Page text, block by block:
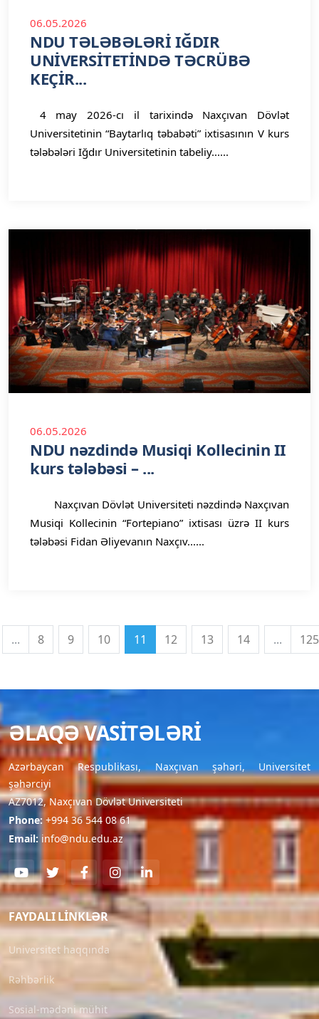
06.05.2026
NDU TƏLƏBƏLƏRİ IĞDIR
UNİVERSİTETİNDƏ TƏCRÜBƏ
KEÇİR...
4 may 2026-cı il tarixində Naxçıvan Dövlət
Universitetinin “Baytarlıq təbabəti” ixtisasının V kurs
tələbələri Iğdır Universitetinin tabeliy......
06.05.2026
NDU nəzdində Musiqi Kollecinin II
kurs tələbəsi – ...
Naxçıvan Dövlət Universiteti nəzdində Naxçıvan
Musiqi Kollecinin “Fortepiano” ixtisası üzrə II kurs
tələbəsi Fidan Əliyevanın Naxçıv......
... 8 9 10 11 12 13 14 ... 125
ƏLAQƏ VASITƏLƏRI
Azərbaycan Respublikası, Naxçıvan şəhəri, Universitet
şəhərciyi
AZ7012, Naxçıvan Dövlət Universiteti
Phone: +994 36 544 08 61
Email: info@ndu.edu.az
FAYDALI LINKLƏR
Universitet haqqında
Rəhbərlik
Sosial-mədəni mühit